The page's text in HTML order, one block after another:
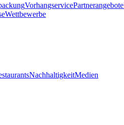
VorhangservicePartnerangebote
Wettbewerbe
NachhaltigkeitMedien